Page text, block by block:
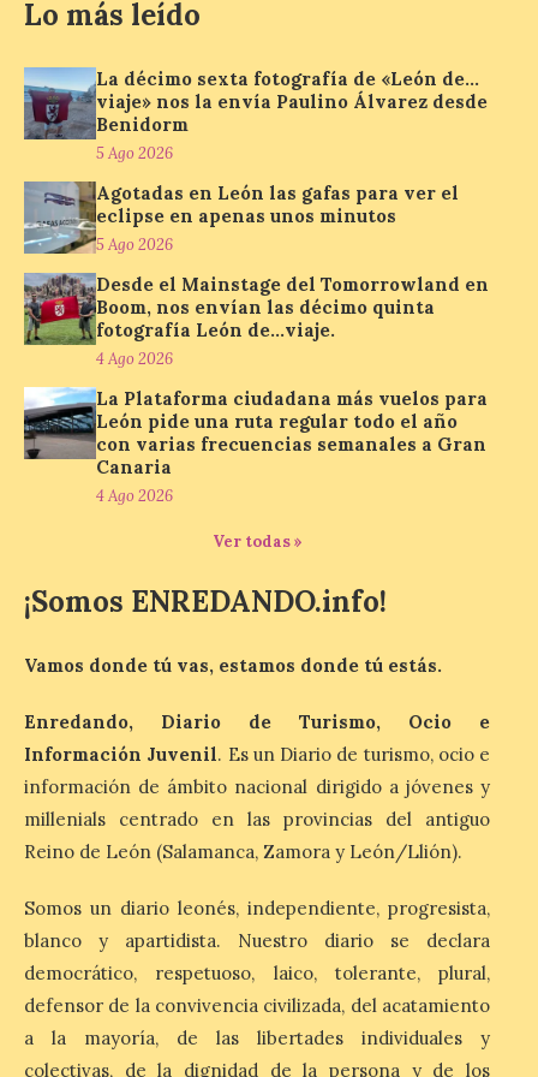
arranca agosto con los
conciertos de Sala2 y The
Corzos
5 Ago 2026
Tendrán lugar el día 5, a
las 21:00 horas, en el
escenario del Lavadero de
Puente Castro​ ‘León
Street Music’ continúa su
periplo por los barrios de la ciudad de
León llevando la música de los grupos de
aquí a […]
Astorga celebrará del 7 al
9 de agosto la I Feria de la
provincias, música y
precios populares. La
pequeñas cerveceras
independientes de distintos puntos de
España. La ciudad de Astorga estrenará
este verano la I Feria de la Cerveza
Artesana, una nueva cita que […]
La décimo sexta fotografía
de «León de…viaje» nos la
envía Paulino Álvarez
desde Benidorm
5 Ago 2026
Lo más leído
La décimo sexta fotografía de «León de…
viaje» nos la envía Paulino Álvarez desde
Benidorm
5 Ago 2026
Agotadas en León las gafas para ver el
eclipse en apenas unos minutos
5 Ago 2026
Desde el Mainstage del Tomorrowland en
Boom, nos envían las décimo quinta
fotografía León de…viaje.
4 Ago 2026
La Plataforma ciudadana más vuelos para
León pide una ruta regular todo el año
con varias frecuencias semanales a Gran
Canaria
4 Ago 2026
Ver todas »
¡Somos ENREDANDO.info!
Vamos donde tú vas, estamos donde tú estás.
Enredando, Diario de Turismo, Ocio e
Información Juvenil. Es un Diario de turismo, ocio e
información de ámbito nacional dirigido a jóvenes y
millenials centrado en las provincias del antiguo
Reino de León (Salamanca, Zamora y León/Llión).
Somos un diario leonés, independiente, progresista,
blanco y apartidista. Nuestro diario se declara
democrático, respetuoso, laico, tolerante, plural,
defensor de la convivencia civilizada, del acatamiento
a la mayoría, de las libertades individuales y
colectivas, de la dignidad de la persona y de los